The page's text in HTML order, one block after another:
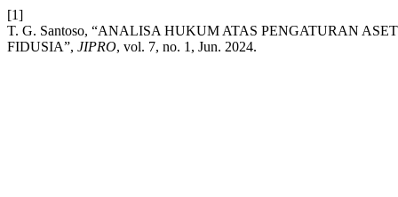
[1]
T. G. Santoso, “ANALISA HUKUM ATAS PENGATURAN
FIDUSIA”, JIPRO, vol. 7, no. 1, Jun. 2024.